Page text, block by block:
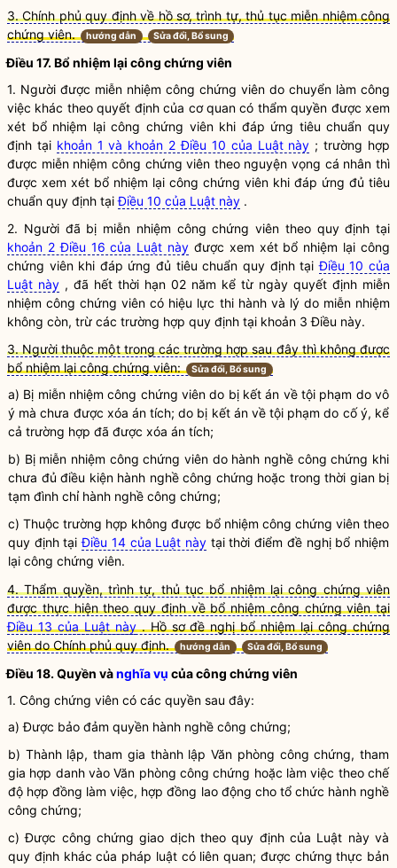
3. Chính phủ quy định về hồ sơ, trình tự, thủ tục miễn nhiệm công
chứng viên.
hướng dẫn Sửa đổi, Bổ sung
Điều 17. Bổ nhiệm lại công chứng viên
1. Người được miễn nhiệm công chứng viên do chuyển làm công
việc khác theo quyết định của cơ quan có thẩmquyền được xem
xét bổ nhiệm lạicông chứng viênkhi đáp ứng tiêu chuẩn quy
định tại khoản 1 và khoản 2 Điều 10 của Luật này ; trường hợp
được miễn nhiệm công chứng viên theo nguyện vọng cá nhân thì
được xem xét bổ nhiệm lại công chứng viên khi đáp ứng đủ tiêu
chuẩn quy định tạiĐiều 10 của Luật này .
2. Người đã bị miễn nhiệm công chứng viên theo quy định tại
khoản 2 Điều 16 của Luật này được xem xét bổ nhiệm lạicông
chứng viênkhi đáp ứng đủ tiêu chuẩn quy định tạiĐiều 10 của
Luật này , đã hết thời hạn 02 năm kể từ ngày quyết định miễn
nhiệmcông chứng viên có hiệu lực thi hành và lý do miễn nhiệm
không còn, trừ các trường hợp quy định tại khoản 3 Điều này.
3. Người thuộc một trong các trường hợp sau đây thì không được
bổ nhiệm lại công chứng viên:
Sửa đổi, Bổ sung
a) Bị miễn nhiệmcông chứng viên do bị kết án về tội phạm do vô
ý mà chưa được xóa án tích; do bị kết án về tội phạm do cố ý, kể
cả trường hợp đã được xóa án tích;
b) Bị miễn nhiệm công chứng viên do hành nghề công chứng khi
chưa đủ điều kiện hành nghề công chứng hoặc trong thời gian bị
tạm đình chỉ hành nghề công chứng;
c) Thuộc trường hợp không được bổ nhiệm công chứng viêntheo
quy định tạiĐiều 14 của Luật này tại thời điểm đề nghị bổ nhiệm
lại công chứng viên.
4. Thẩm quyền, trình tự, thủ tục bổ nhiệm lại công chứng viên
được thực hiện theo quy định về bổ nhiệm công chứng viên tại
Điều 13 của Luật này. Hồ sơ đề nghị bổ nhiệm lại công chứng
viên do Chính phủ quy định.
hướng dẫn Sửa đổi, Bổ sung
Điều 18. Quyền vànghĩa vụ củacông chứng viên
1. Công chứng viên có các quyền sau đây:
a) Được bảo đảm quyền hành nghề công chứng;
b) Thành lập, tham gia thành lập Văn phòng công chứng, tham
gia hợp danh vào Văn phòng công chứng hoặc làm việc theo chế
độ hợp đồng làm việc, hợp đồng lao động cho tổ chức hành nghề
công chứng;
c) Được công chứng giao dịch theo quy định của Luật này và
quy định khác của pháp luậtcó liên quan; được chứng thực bản